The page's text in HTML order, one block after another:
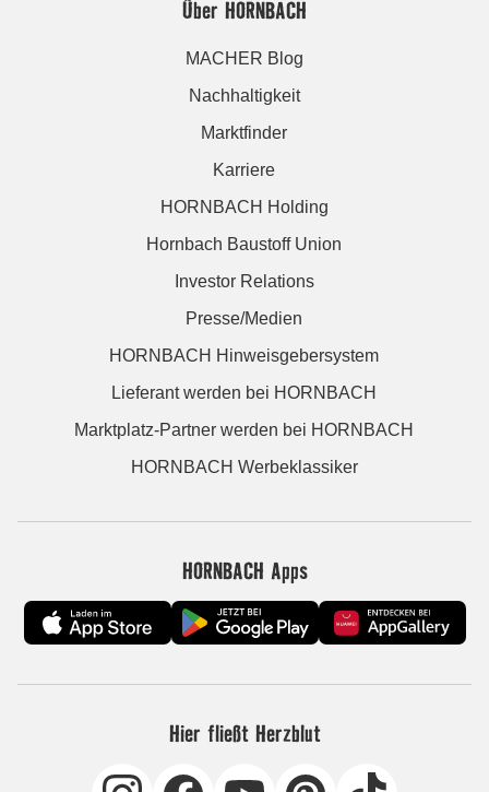
Über HORNBACH
MACHER Blog
Nachhaltigkeit
Marktfinder
Karriere
HORNBACH Holding
Hornbach Baustoff Union
Investor Relations
Presse/Medien
HORNBACH Hinweisgebersystem
Lieferant werden bei HORNBACH
Marktplatz-Partner werden bei HORNBACH
HORNBACH Werbeklassiker
HORNBACH Apps
Hier fließt Herzblut